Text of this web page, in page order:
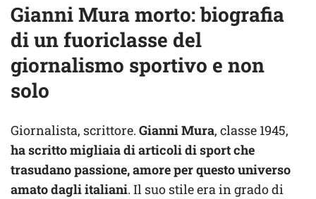
Gianni Mura morto: biografia
di un fuoriclasse del
giornalismo sportivo e non
solo
Giornalista, scrittore. Gianni Mura, classe 1945,
ha scritto migliaia di articoli di sport che
trasudano passione, amore per questo universo
amato dagli italiani. Il suo stile era in grado di